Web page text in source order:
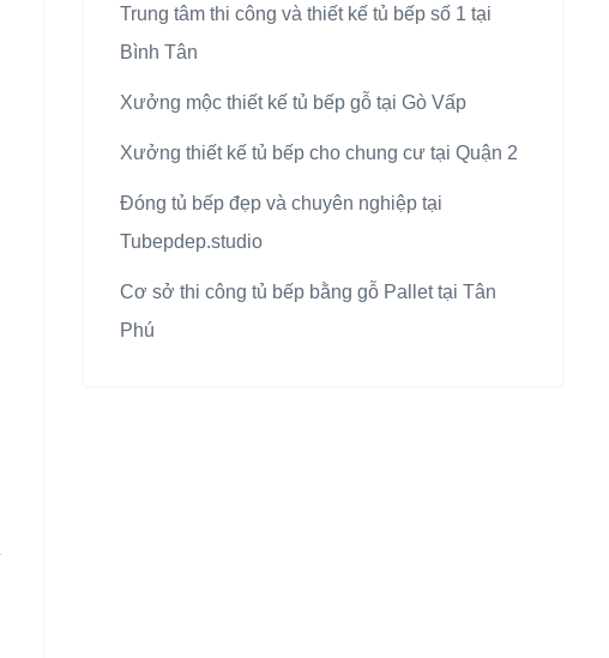
Trung tâm thi công và thiết kế tủ bếp số 1 tại
Bình Tân
Xưởng mộc thiết kế tủ bếp gỗ tại Gò Vấp
Xưởng thiết kế tủ bếp cho chung cư tại Quận 2
Đóng tủ bếp đẹp và chuyên nghiệp tại
Tubepdep.studio
Cơ sở thi công tủ bếp bằng gỗ Pallet tại Tân
Phú